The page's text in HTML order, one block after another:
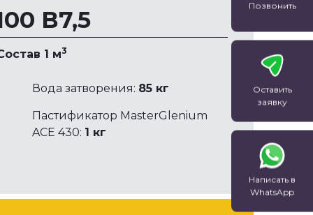
В7,5
1 м3
Вода затворения: 85 кг
Пастификатор MasterGlenium
ACE 430: 1 кг
Позвонить
Оставить
заявку
Написать в
WhatsApp